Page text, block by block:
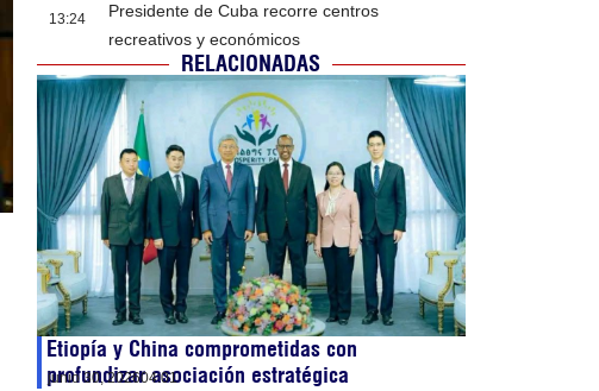
13:24
Presidente de Cuba recorre centros
recreativos y económicos
RELACIONADAS
Etiopía y China comprometidas con
profundizar asociación estratégica
junio 30, 202604:01